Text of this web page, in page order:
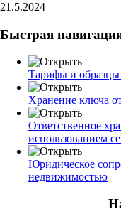
21.5.2024
Быстрая
Тарифы и образцы
Хранение ключа
Ответственное
использованием
Юридическое
недвижимостью